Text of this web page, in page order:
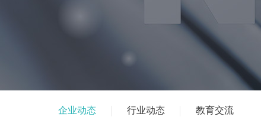
企业动态 行业动态 教育交流